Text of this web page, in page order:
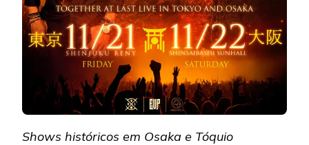
Shows históricos em Osaka e Tóquio